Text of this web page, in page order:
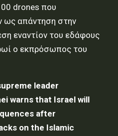
drones που
ως απάντηση στην
εναντίον του εδάφους
ο εκπρόσωπος του
leader
warns that Israel will
after
on the Islamic